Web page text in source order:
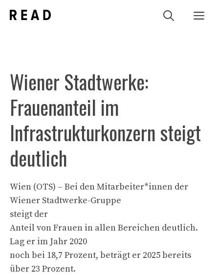
Inhalt
Wiener Stadtwerke:
Frauenanteil im
Infrastrukturkonzern steigt
deutlich
Wien (OTS) – Bei den Mitarbeiter*innen der
Wiener Stadtwerke-Gruppe
steigt der
Anteil von Frauen in allen Bereichen deutlich.
Lag er im Jahr 2020
noch bei 18,7 Prozent, beträgt er 2025 bereits
über 23 Prozent.